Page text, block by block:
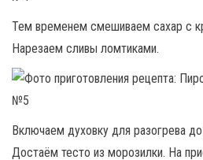
Тем временем смешиваем сахар с
Нарезаем сливы ломтиками.
Включаем духовку для разогрева
Достаём тесто из морозилки. На